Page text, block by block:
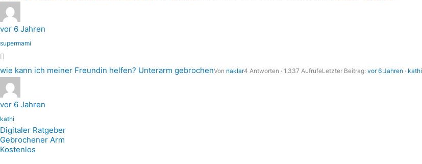
vor 6 Jahren
supermami
wie kann ich meiner Freundin helfen? Unterarm gebrochenVon naklar4 Antworten · 1.337 AufrufeLetzter Beitrag: vor 6 Jahren · kathi
vor 6 Jahren
kathi
Digitaler Ratgeber
Gebrochener Arm
Kostenlos